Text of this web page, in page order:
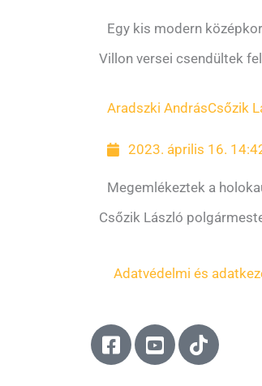
Egy kis modern
Villon versei csendültek
Aradszki AndrásCsőzik
2023. április 16.
Megemlékeztek a
Csőzik László
Adatvédelmi és
F
a
Y
o
T
i